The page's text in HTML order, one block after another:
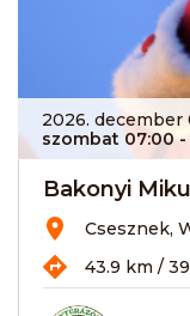
2026. december
szombat 07:00-
Bakonyi
Csesznek,
43.9 km /